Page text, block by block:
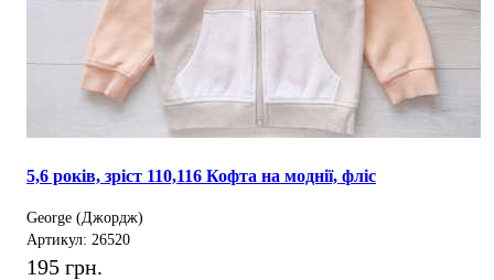
5,6 років, зріст 110,116 Кофта на моднії, фліс
George (Джордж)
Артикул: 26520
195 грн.